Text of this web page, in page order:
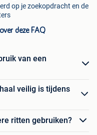
op je zoekopdracht en de
deze FAQ
van een
veilig is tijdens
ritten gebruiken?